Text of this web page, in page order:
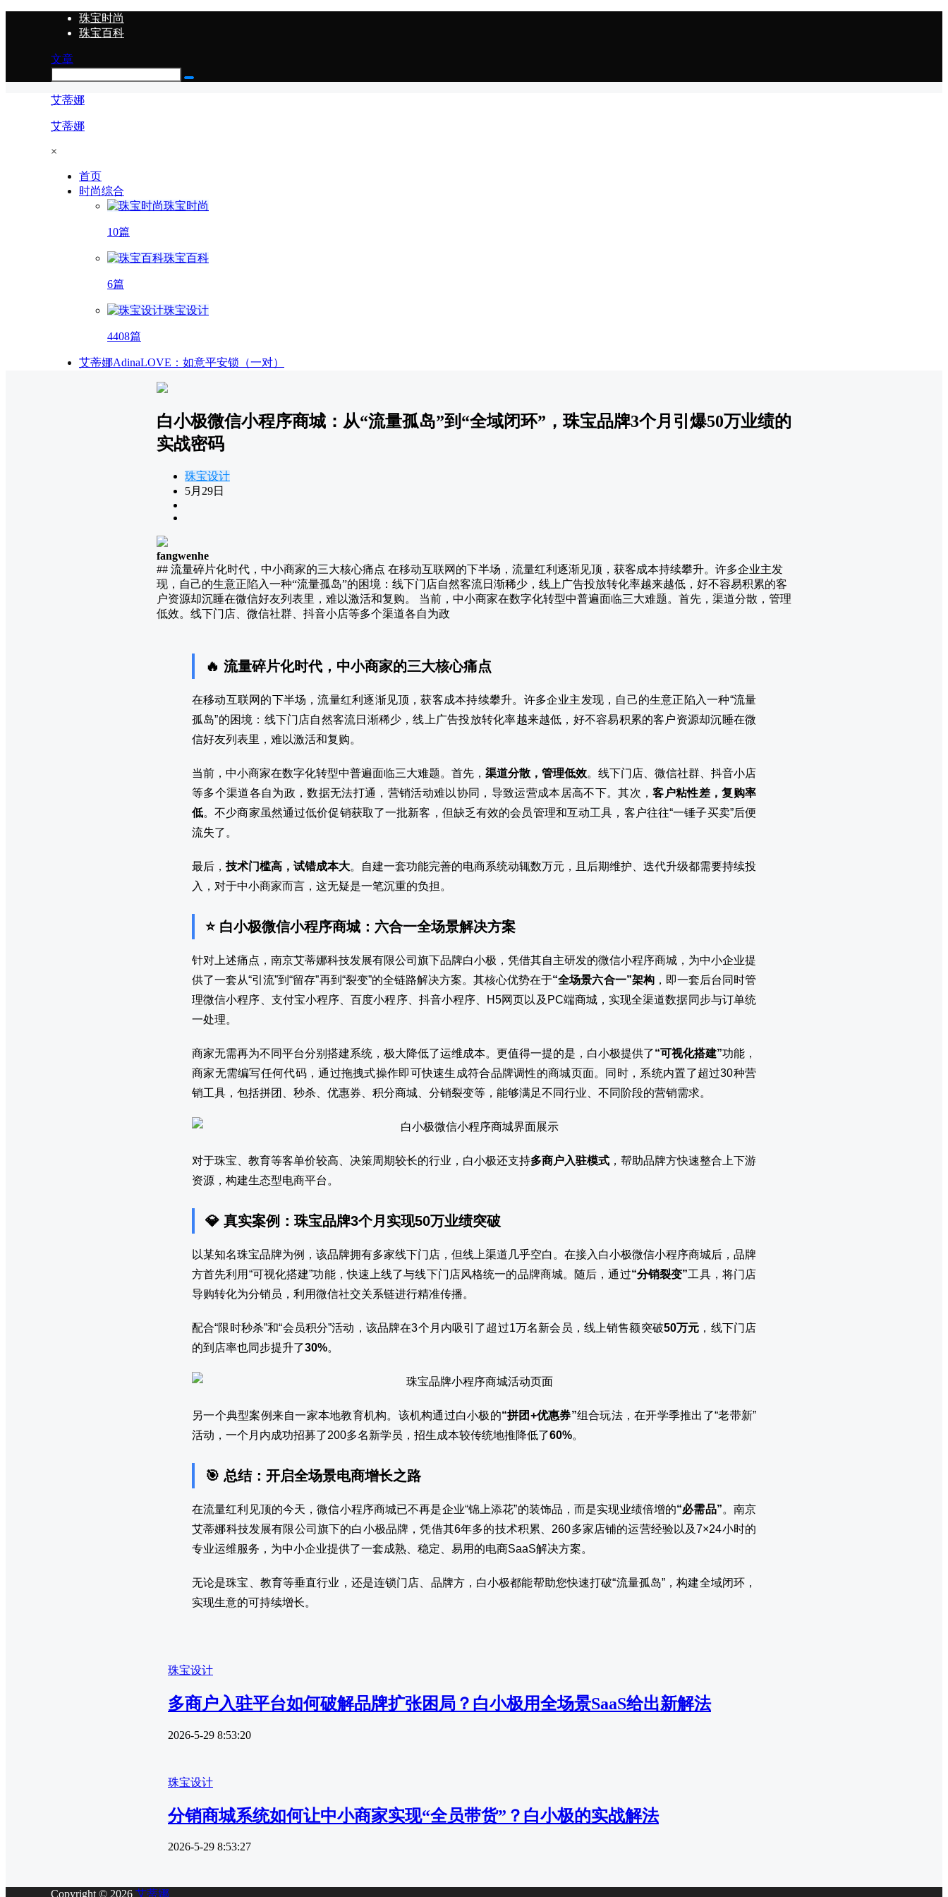
珠宝时尚
珠宝百科
文章
艾蒂娜
艾蒂娜
×
首页
时尚综合
珠宝时尚
10篇
珠宝百科
6篇
珠宝设计
4408篇
艾蒂娜AdinaLOVE：如意平安锁（一对）
白小极微信小程序商城：从“流量孤岛”到“全域闭环”，珠宝品牌3个月引爆50万业绩的
实战密码
珠宝设计
5月29日
fangwenhe
## 流量碎片化时代，中小商家的三大核心痛点 在移动互联网的下半场，流量红利逐渐见顶，获客成本持续攀升。许多企业主发
现，自己的生意正陷入一种“流量孤岛”的困境：线下门店自然客流日渐稀少，线上广告投放转化率越来越低，好不容易积累的客
户资源却沉睡在微信好友列表里，难以激活和复购。 当前，中小商家在数字化转型中普遍面临三大难题。首先，渠道分散，管理
低效。线下门店、微信社群、抖音小店等多个渠道各自为政
🔥 流量碎片化时代，中小商家的三大核心痛点
在移动互联网的下半场，流量红利逐渐见顶，获客成本持续攀升。许多企业主发现，自己的生意正陷入一种“流量
孤岛”的困境：线下门店自然客流日渐稀少，线上广告投放转化率越来越低，好不容易积累的客户资源却沉睡在微
信好友列表里，难以激活和复购。
当前，中小商家在数字化转型中普遍面临三大难题。首先， 渠道分散，管理低效。线下门店、微信社群、抖音小店
等多个渠道各自为政，数据无法打通，营销活动难以协同，导致运营成本居高不下。其次，客户粘性差，复购率
低。不少商家虽然通过低价促销获取了一批新客，但缺乏有效的会员管理和互动工具，客户往往“一锤子买卖”后便
流失了。
最后， 技术门槛高，试错成本大。自建一套功能完善的电商系统动辄数万元，且后期维护、迭代升级都需要持续投
入，对于中小商家而言，这无疑是一笔沉重的负担。
⭐ 白小极微信小程序商城：六合一全场景解决方案
针对上述痛点，南京艾蒂娜科技发展有限公司旗下品牌白小极，凭借其自主研发的微信小程序商城，为中小企业提
供了一套从“引流”到“留存”再到“裂变”的全链路解决方案。其核心优势在于“全场景六合一”架构，即一套后台同时管
理微信小程序、支付宝小程序、百度小程序、抖音小程序、H5网页以及PC端商城，实现全渠道数据同步与订单统
一处理。
商家无需再为不同平台分别搭建系统，极大降低了运维成本。更值得一提的是，白小极提供了“可视化搭建”功能，
商家无需编写任何代码，通过拖拽式操作即可快速生成符合品牌调性的商城页面。同时，系统内置了超过30种营
销工具，包括拼团、秒杀、优惠券、积分商城、分销裂变等，能够满足不同行业、不同阶段的营销需求。
对于珠宝、教育等客单价较高、决策周期较长的行业，白小极还支持多商户入驻模式 ，帮助品牌方快速整合上下游
资源，构建生态型电商平台。
💎 真实案例：珠宝品牌3个月实现50万业绩突破
以某知名珠宝品牌为例，该品牌拥有多家线下门店，但线上渠道几乎空白。在接入白小极微信小程序商城后，品牌
方首先利用“可视化搭建”功能，快速上线了与线下门店风格统一的品牌商城。随后，通过“分销裂变”工具，将门店
导购转化为分销员，利用微信社交关系链进行精准传播。
配合“限时秒杀”和“会员积分”活动，该品牌在3个月内吸引了超过1万名新会员，线上销售额突破50万元 ，线下门店
的到店率也同步提升了30%。
另一个典型案例来自一家本地教育机构。该机构通过白小极的“拼团+优惠券”组合玩法，在开学季推出了“老带新”
活动，一个月内成功招募了200多名新学员，招生成本较传统地推降低了60%。
🎯 总结：开启全场景电商增长之路
在流量红利见顶的今天，微信小程序商城已不再是企业“锦上添花”的装饰品，而是实现业绩倍增的“必需品”。南京
艾蒂娜科技发展有限公司旗下的白小极品牌，凭借其6年多的技术积累、260多家店铺的运营经验以及7×24小时的
专业运维服务，为中小企业提供了一套成熟、稳定、易用的电商SaaS解决方案。
无论是珠宝、教育等垂直行业，还是连锁门店、品牌方，白小极都能帮助您快速打破“流量孤岛”，构建全域闭环，
实现生意的可持续增长。
珠宝设计
多商户入驻平台如何破解品牌扩张困局？白小极用全场景SaaS给出新解法
2026-5-29 8:53:20
珠宝设计
分销商城系统如何让中小商家实现“全员带货”？白小极的实战解法
2026-5-29 8:53:27
Copyright © 2026 艾蒂娜